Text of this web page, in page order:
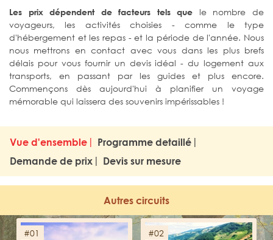
Les prix dépendent de facteurs tels que le nombre de
voyageurs, les activités choisies - comme le type
d'hébergement et les repas - et la période de l'année. Nous
nous mettrons en contact avec vous dans les plus brefs
délais pour vous fournir un devis idéal - du logement aux
transports, en passant par les guides et plus encore.
Commençons dès aujourd'hui à planifier un voyage
mémorable qui laissera des souvenirs impérissables !
Vue d'ensemble
Programme detaillé
Demande de prix
Devis sur mesure
Autres circuits
#01 #02